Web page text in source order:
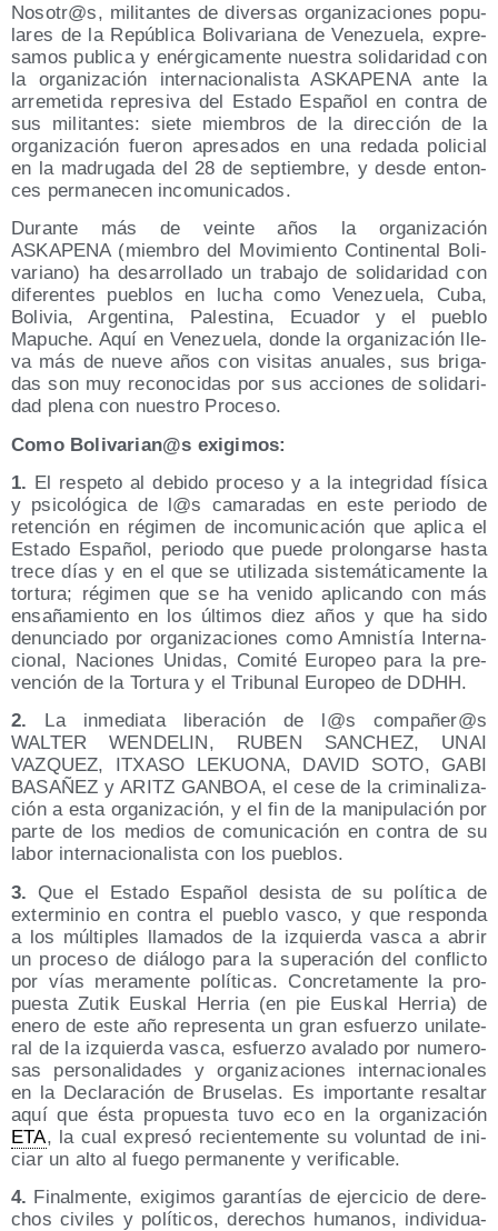
Nosotr@s, mili­tan­tes de diver­sas orga­ni­za­cio­nes popu­
la­res de la Repú­bli­ca Boli­va­ria­na de Vene­zue­la, expre­
sa­mos publi­ca y enér­gi­ca­men­te nues­tra soli­da­ri­dad con
la orga­ni­za­ción inter­na­cio­na­lis­ta ASKAPENA ante la
arre­me­ti­da repre­si­va del Esta­do Espa­ñol en con­tra de
sus mili­tan­tes: sie­te miem­bros de la direc­ción de la
orga­ni­za­ción fue­ron apre­sa­dos en una reda­da poli­cial
en la madru­ga­da del 28 de sep­tiem­bre, y des­de enton­
ces per­ma­ne­cen incomunicados.
Duran­te más de vein­te años la orga­ni­za­ción
ASKAPENA (miem­bro del Movi­mien­to Con­ti­nen­tal Boli­
va­riano) ha desa­rro­lla­do un tra­ba­jo de soli­da­ri­dad con
dife­ren­tes pue­blos en lucha como Vene­zue­la, Cuba,
Boli­via, Argen­ti­na, Pales­ti­na, Ecua­dor y el pue­blo
Mapu­che. Aquí en Vene­zue­la, don­de la orga­ni­za­ción lle­
va más de nue­ve años con visi­tas anua­les, sus bri­ga­
das son muy reco­no­ci­das por sus accio­nes de soli­da­ri­
dad ple­na con nues­tro Proceso.
Como Bolivarian@s exigimos:
1. El res­pe­to al debi­do pro­ce­so y a la inte­gri­dad físi­ca
y psi­co­ló­gi­ca de l@s cama­ra­das en este perio­do de
reten­ción en régi­men de inco­mu­ni­ca­ción que apli­ca el
Esta­do Espa­ñol, perio­do que pue­de pro­lon­gar­se has­ta
tre­ce días y en el que se uti­li­za­da sis­te­má­ti­ca­men­te la
tor­tu­ra; régi­men que se ha veni­do apli­can­do con más
ensa­ña­mien­to en los últi­mos diez años y que ha sido
denun­cia­do por orga­ni­za­cio­nes como Amnis­tía Inter­na­
cio­nal, Nacio­nes Uni­das, Comi­té Euro­peo para la pre­
ven­ción de la Tor­tu­ra y el Tri­bu­nal Euro­peo de DDHH.
2.
La inme­dia­ta libe­ra­ción de l@s compañer@s
WALTER WENDELIN, RUBEN SANCHEZ, UNAI
VAZQUEZ, ITXASO LEKUONA, DAVID SOTO, GABI
BASAÑEZ y ARITZ GANBOA, el cese de la cri­mi­na­li­za­
ción a esta orga­ni­za­ción, y el fin de la mani­pu­la­ción por
par­te de los medios de comu­ni­ca­ción en con­tra de su
labor inter­na­cio­na­lis­ta con los pueblos.
3. Que el Esta­do Espa­ñol desis­ta de su polí­ti­ca de
exter­mi­nio en con­tra el pue­blo vas­co, y que res­pon­da
a los múl­ti­ples lla­ma­dos de la izquier­da vas­ca a abrir
un pro­ce­so de diá­lo­go para la supera­ción del con­flic­to
por vías mera­men­te polí­ti­cas. Con­cre­ta­men­te la pro­
pues­ta Zutik Eus­kal Herria (en pie Eus­kal Herria) de
enero de este año repre­sen­ta un gran esfuer­zo uni­la­te­
ral de la izquier­da vas­ca, esfuer­zo ava­la­do por nume­ro­
sas per­so­na­li­da­des y orga­ni­za­cio­nes inter­na­cio­na­les
en la Decla­ra­ción de Bru­se­las. Es impor­tan­te resal­tar
aquí que ésta pro­pues­ta tuvo eco en la orga­ni­za­ción
ETA, la cual expre­só recien­te­men­te su volun­tad de ini­
ciar un alto al fue­go per­ma­nen­te y verificable.
4. Final­men­te, exi­gi­mos garan­tías de ejer­ci­cio de dere­
chos civi­les y polí­ti­cos, dere­chos huma­nos, indi­vi­dua­